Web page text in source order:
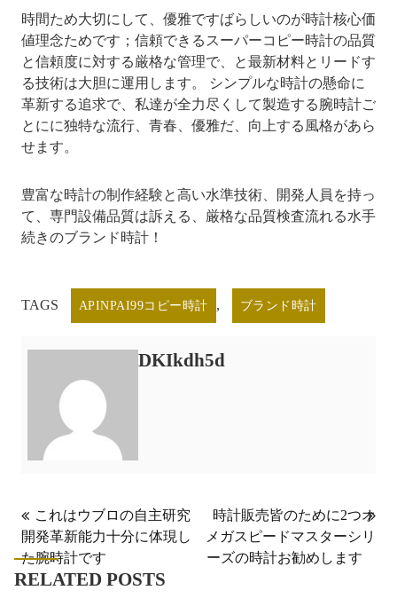
時間ため大切にして、優雅ですばらしいのが時計核心価
値理念ためです；信頼できるスーパーコピー時計の品質
と信頼度に対する厳格な管理で、と最新材料とリードす
る技術は大胆に運用します。 シンプルな時計の懸命に
革新する追求で、私達が全力尽くして製造する腕時計ご
とにに独特な流行、青春、優雅だ、向上する風格があら
せます。
豊富な時計の制作経験と高い水準技術、開発人員を持っ
て、専門設備品質は訴える、厳格な品質検査流れる水手
続きのブランド時計！
TAGS APINPAI99コピー時計 , ブランド時計
DKIkdh5d
投
稿
ナ
これはウブロの自主研究
開発革新能力十分に体現し
た腕時計です
時計販売皆のために2つオ
メガスピードマスターシリ
ーズの時計お勧めします
RELATED POSTS